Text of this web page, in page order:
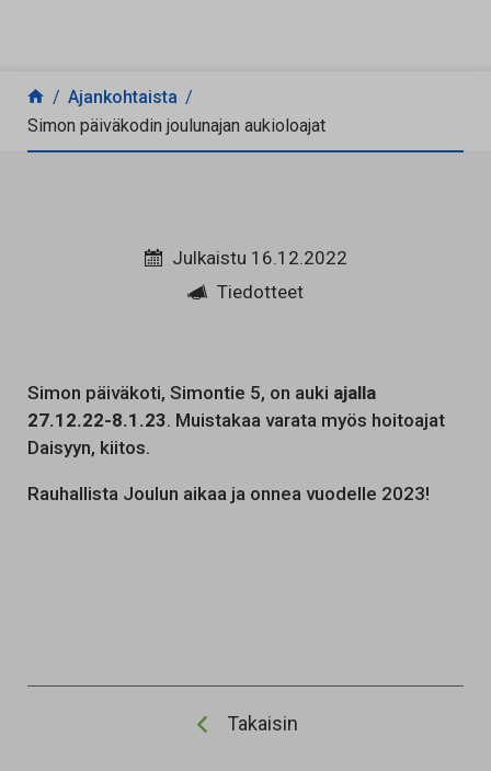
Siirry sisältöön
Ajankohtaista
Simon päiväkodin joulunajan aukioloajat
Julkaistu 16.12.2022
Tiedotteet
Simon päiväkoti, Simontie 5, on auki ajalla
27.12.22-8.1.23. Muistakaa varata myös hoitoajat
Daisyyn, kiitos.
Rauhallista Joulun aikaa ja onnea vuodelle 2023!
Takaisin